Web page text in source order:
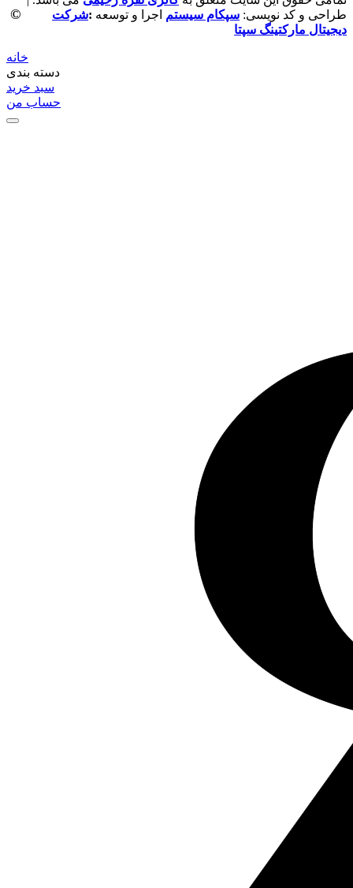
©
طراحی و کد نویسی: سپکام سیستم اجرا و توسعه :شرکت
دیجیتال مارکتینگ سپتا
خانه
دسته بندی
سبد خرید
حساب من